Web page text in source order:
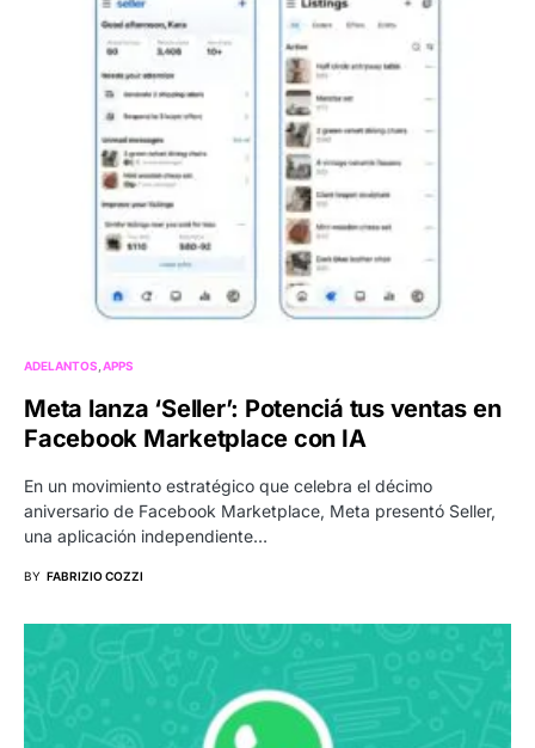
ADELANTOS APPS
Meta lanza ‘Seller’: Potenciá tus ventas en
Facebook Marketplace con IA
En un movimiento estratégico que celebra el décimo
aniversario de Facebook Marketplace, Meta presentó Seller,
una aplicación independiente…
BY FABRIZIO COZZI